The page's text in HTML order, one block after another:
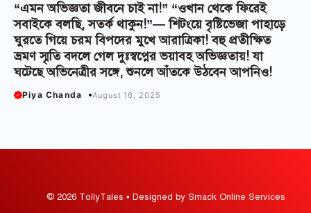
“এমন অভিজ্ঞতা জীবনে চাই না!” “ওখান থেকে ফিরেই
সবাইকে বলছি, সতর্ক থাকুন!”— শিটংয়ে বৃষ্টিভেজা পাহাড়ে
ঘুরতে গিয়ে চরম বিপদের মুখে আরাত্রিকা! বহু প্রতীক্ষিত
ভ্রমণ স্মৃতি বদলে গেল দুঃস্বপ্নের ভয়াবহ অভিজ্ঞতায়! যা
ঘটেছে অভিনেত্রীর সঙ্গে, শুনলে আঁতকে উঠবেন আপনিও!
Piya Chanda August 16, 2025
© 2026 TollyTales • Designed by Smack Online Services